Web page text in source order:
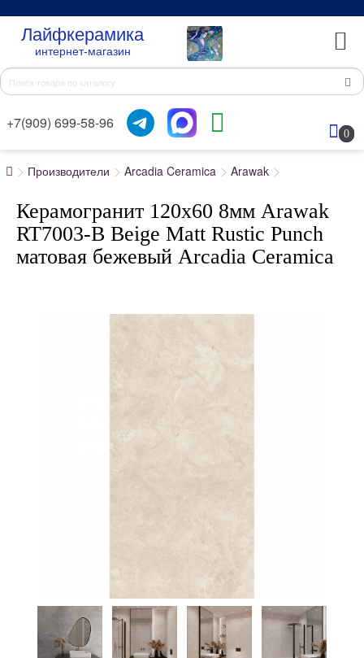
Лайфкерамика
интернет-магазин
+7(909) 699-58-96
0
Производители Arcadia Ceramica Arawak
Керамогранит 120x60 8мм Arawak
RT7003-B Beige Matt Rustic Punch
матовая бежевый Arcadia Ceramica